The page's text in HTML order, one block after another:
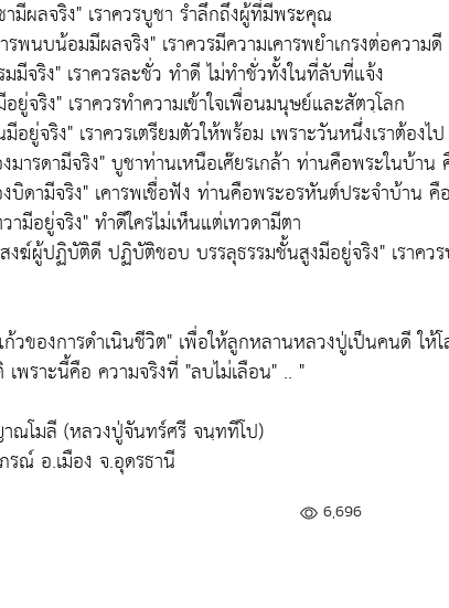
มีผลจริง" เราควรบูชา รำลึกถึงผู้ที่มีพระคุณ
รพนบน้อมมีผลจริง" เราควรมีความเคารพยำเกรงต่อความดี
มีจริง" เราควรละชั่ว ทำดี ไม่ทำชั่วทั้งในที่ลับที่แจ้ง
ยู่จริง" เราควรทำความเข้าใจเพื่อนมนุษย์และสัตวฺโลก
อยู่จริง" เราควรเตรียมตัวให้พร้อม เพราะวันหนึ่งเราต้องไป
ารดามีจริง"บูชาท่านเหนือเศ๊ยรเกล้า ท่านคือพระในบ้าน
บิดามีจริง" เคารพเชื่อฟัง ท่านคือพระอรหันต์ประจำบ้าน คื
ามีอยู่จริง"ทำดีใครไม่เห็นแต่เทวดามีตา
งฆ์ผู้ปฏิบัติดี ปฏิบัติชอบ บรรลุธรรมชั้นสูงมีอยู่จริง" เราค
วของการดำเนินชีวิต" เพื่อให้ลูกหลานหลวงปู่เป็นคนดี ให้
พราะนี้คือ ความจริงที่ "ลบไม่เลือน" .. "
ณโมลี (หลวงปู่จันทร์ศรี จนฺททีโป)
ณ์ อ.เมือง จ.อุดรธานี
6,696